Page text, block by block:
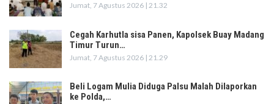
Jumat, 7 Agustus 2026 | 21.32
Cegah Karhutla sisa Panen, Kapolsek Buay Madang
Timur Turun…
Jumat, 7 Agustus 2026 | 21.29
Beli Logam Mulia Diduga Palsu Malah Dilaporkan
ke Polda,…